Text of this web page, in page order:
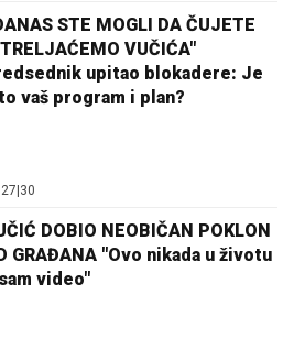
STE MOGLI DA ČUJETE
VUČIĆA"
upitao blokadere: Je
vaš program i plan?
30
DOBIO NEOBIČAN POKLON
GRAĐANA "Ovo nikada u životu
video"